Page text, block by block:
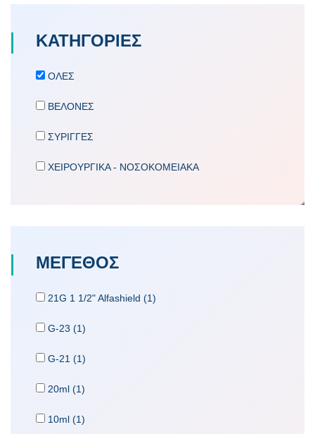
ΚΑΤΗΓΟΡΙΕΣ
ΟΛΕΣ
ΒΕΛΟΝΕΣ
ΣΥΡΙΓΓΕΣ
ΧΕΙΡΟΥΡΓΙΚΑ - ΝΟΣΟΚΟΜΕΙΑΚΑ
ΜΕΓΕΘΟΣ
21G 1 1/2" Alfashield (1)
G-23 (1)
G-21 (1)
20ml (1)
10ml (1)